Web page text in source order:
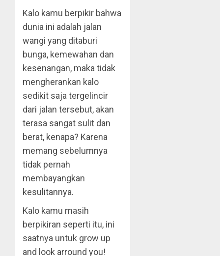
Kalo kamu berpikir bahwa
dunia ini adalah jalan
wangi yang ditaburi
bunga, kemewahan dan
kesenangan, maka tidak
mengherankan kalo
sedikit saja tergelincir
dari jalan tersebut, akan
terasa sangat sulit dan
berat, kenapa? Karena
memang sebelumnya
tidak pernah
membayangkan
kesulitannya.
Kalo kamu masih
berpikiran seperti itu, ini
saatnya untuk grow up
and look arround you!